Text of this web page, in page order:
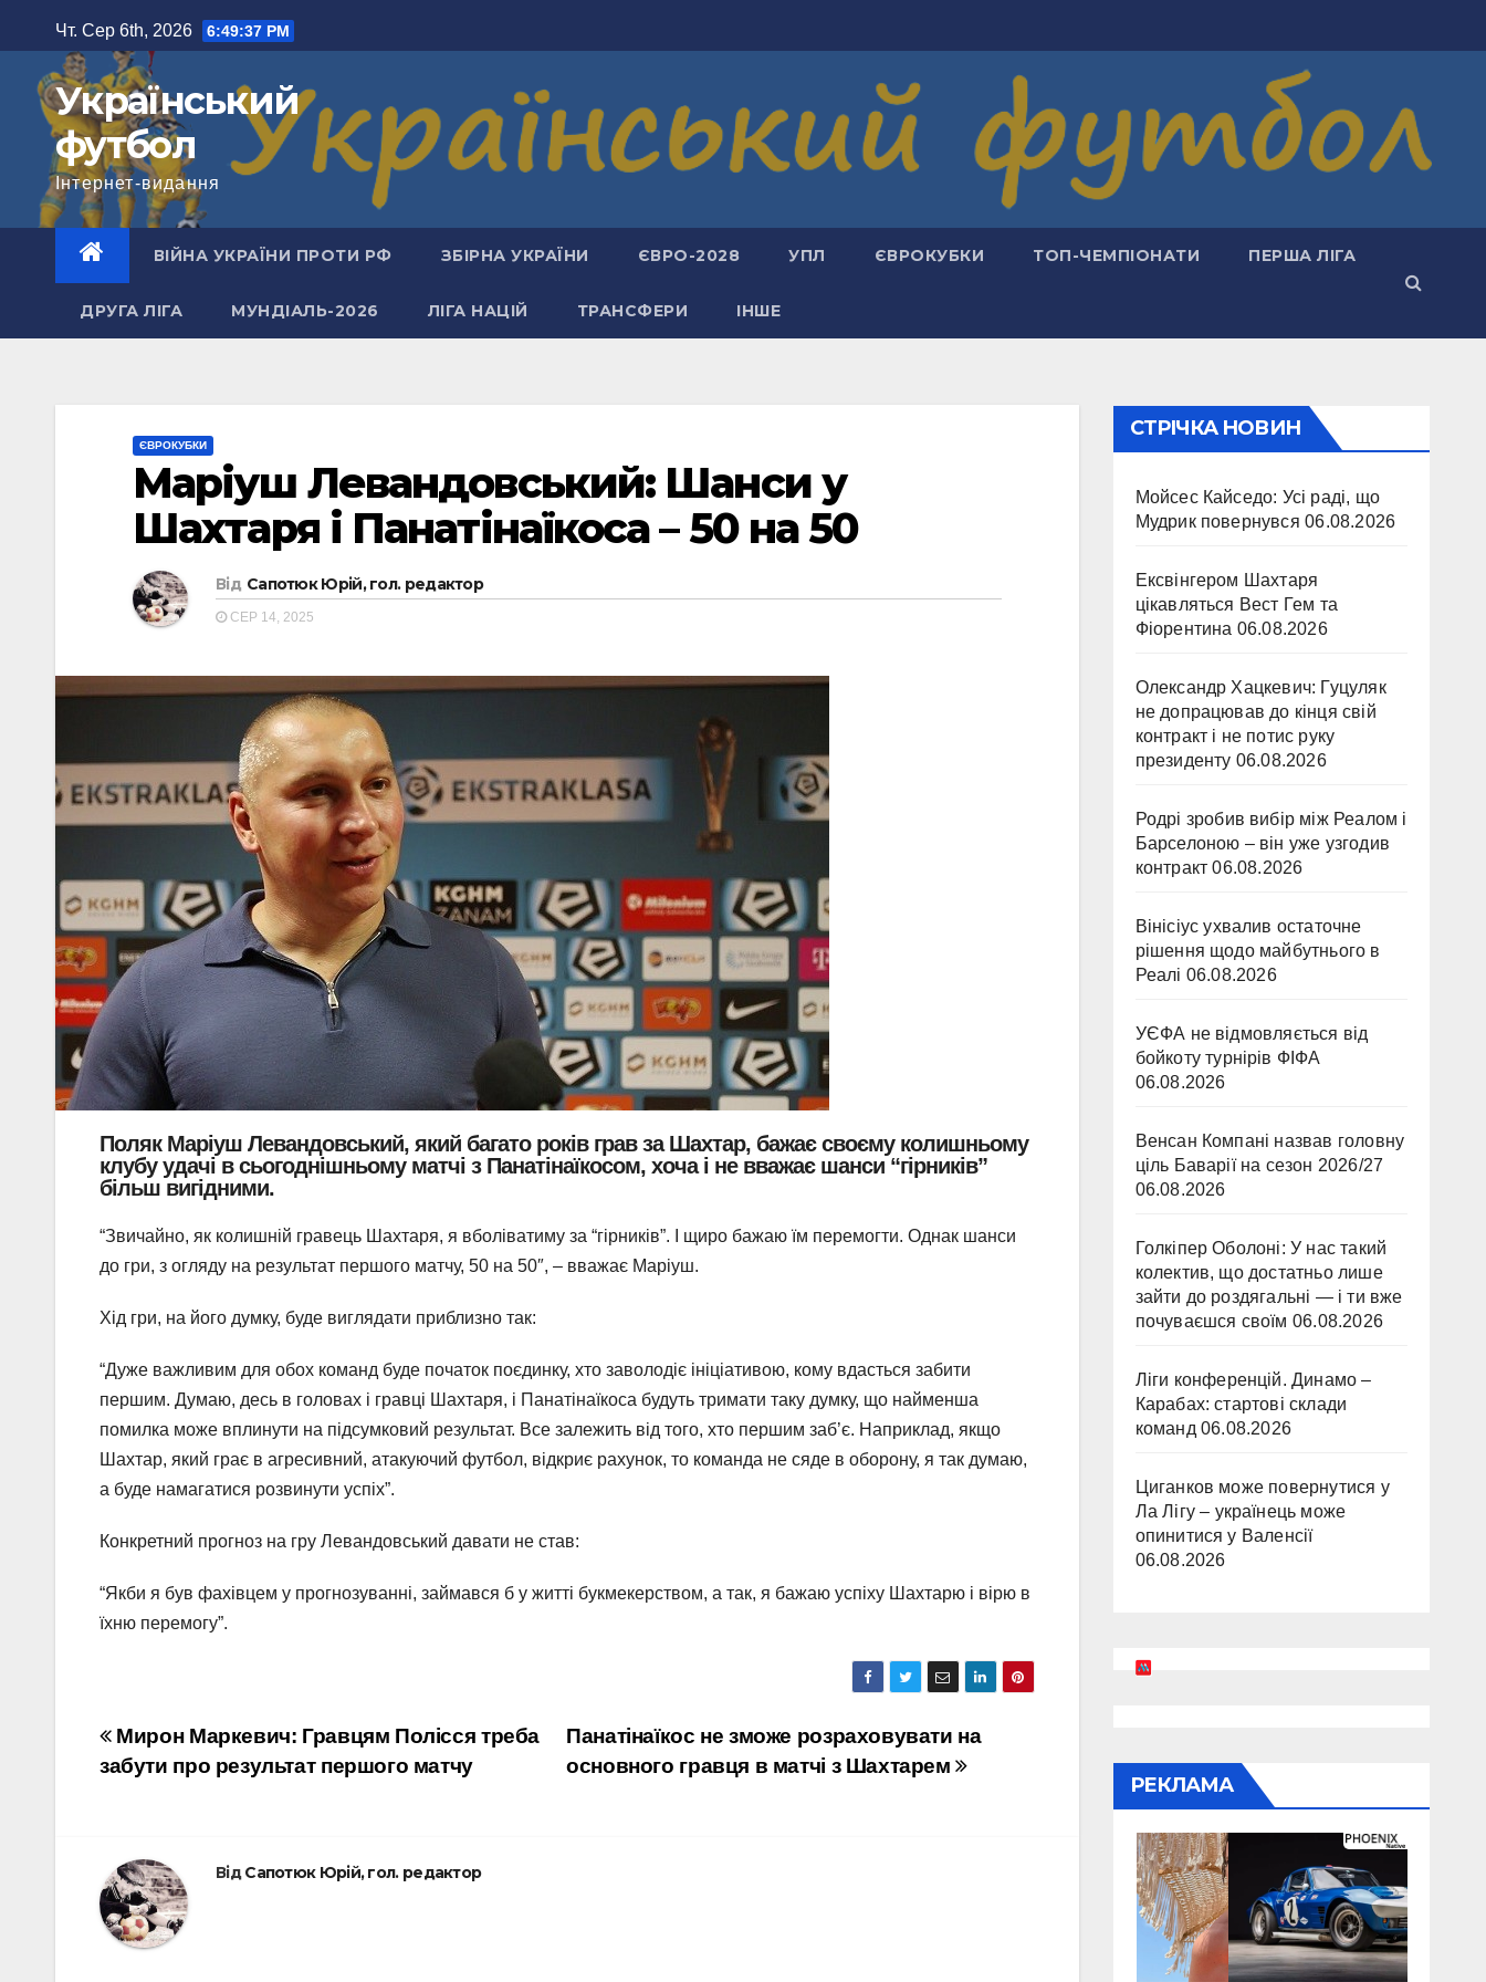
до
вмісту
Чт. Сер 6th, 2026 6:49:38 PM
Український
футбол
Інтернет-видання
ВІЙНА УКРАЇНИ ПРОТИ РФ ЗБІРНА УКРАЇНИ ЄВРО-2028 УПЛ ЄВРОКУБКИ ТОП-ЧЕМПІОНАТИ ПЕРША ЛІГА
ДРУГА ЛІГА МУНДІАЛЬ-2026 ЛІГА НАЦІЙ ТРАНСФЕРИ ІНШЕ
ЄВРОКУБКИ
Маріуш Левандовський: Шанси у
Шахтаря і Панатінаїкоса – 50 на 50
Від Сапотюк Юрій, гол. редактор
СЕР 14, 2025
Поляк Маріуш Левандовський, який багато років грав за Шахтар, бажає своєму колишньому
клубу удачі в сьогоднішньому матчі з Панатінаїкосом, хоча і не вважає шанси “гірників”
більш вигідними.
“Звичайно, як колишній гравець Шахтаря, я вболіватиму за “гірників”. І щиро бажаю їм перемогти. Однак шанси
до гри, з огляду на результат першого матчу, 50 на 50″, – вважає Маріуш.
Хід гри, на його думку, буде виглядати приблизно так:
“Дуже важливим для обох команд буде початок поєдинку, хто заволодіє ініціативою, кому вдасться забити
першим. Думаю, десь в головах і гравці Шахтаря, і Панатінаїкоса будуть тримати таку думку, що найменша
помилка може вплинути на підсумковий результат. Все залежить від того, хто першим заб’є. Наприклад, якщо
Шахтар, який грає в агресивний, атакуючий футбол, відкриє рахунок, то команда не сяде в оборону, я так думаю,
а буде намагатися розвинути успіх”.
Конкретний прогноз на гру Левандовський давати не став:
“Якби я був фахівцем у прогнозуванні, займався б у житті букмекерством, а так, я бажаю успіху Шахтарю і вірю в
їхню перемогу”.
Навігація
записів
Панатінаїкос не зможе розраховувати на
основного гравця в матчі з Шахтарем
Мирон Маркевич: Гравцям Полісся треба
забути про результат першого матчу
ВідСапотюк Юрій, гол. редактор
СТРІЧКА НОВИН
Мойсес Кайседо: Усі раді, що
Мудрик повернувся 06.08.2026
Ексвінгером Шахтаря
цікавляться Вест Гем та
Фіорентина 06.08.2026
Олександр Хацкевич: Гуцуляк
не допрацював до кінця свій
контракт і не потис руку
президенту 06.08.2026
Родрі зробив вибір між Реалом і
Барселоною – він уже узгодив
контракт 06.08.2026
Вінісіус ухвалив остаточне
рішення щодо майбутнього в
Реалі 06.08.2026
УЄФА не відмовляється від
бойкоту турнірів ФІФА
06.08.2026
Венсан Компані назвав головну
ціль Баварії на сезон 2026/27
06.08.2026
Голкіпер Оболоні: У нас такий
колектив, що достатньо лише
зайти до роздягальні — і ти вже
почуваєшся своїм 06.08.2026
Ліги конференцій. Динамо –
Карабах: стартові склади
команд 06.08.2026
Циганков може повернутися у
Ла Лігу – українець може
опинитися у Валенсії
06.08.2026
РЕКЛАМА